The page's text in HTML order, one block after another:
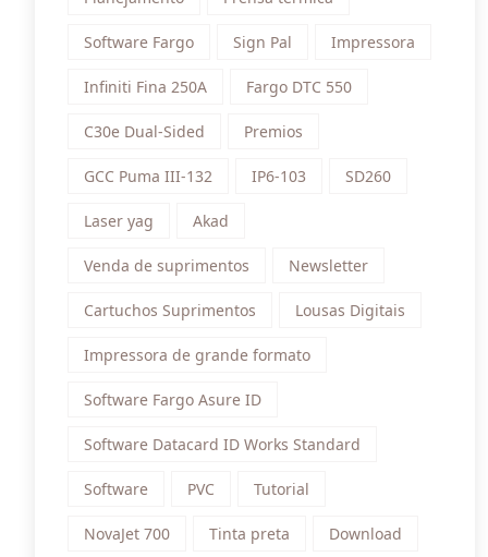
Software Fargo Sign Pal Impressora
Infiniti Fina 250A Fargo DTC 550
C30e Dual-Sided Premios
GCC Puma III-132 IP6-103 SD260
Laser yag Akad
Venda de suprimentos Newsletter
Cartuchos Suprimentos Lousas Digitais
Impressora de grande formato
Software Fargo Asure ID
Software Datacard ID Works Standard
Software PVC Tutorial
NovaJet 700 Tinta preta Download